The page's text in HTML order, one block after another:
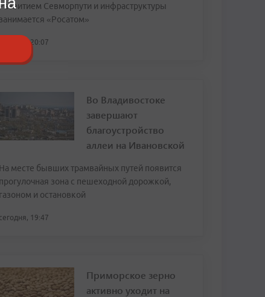
Развитием Севморпути и инфраструктуры
занимается «Росатом»
сегодня, 20:07
Во Владивостоке
завершают
благоустройство
аллеи на Ивановской
На месте бывших трамвайных путей появится
прогулочная зона с пешеходной дорожкой,
газоном и остановкой
сегодня, 19:47
Приморское зерно
активно уходит на